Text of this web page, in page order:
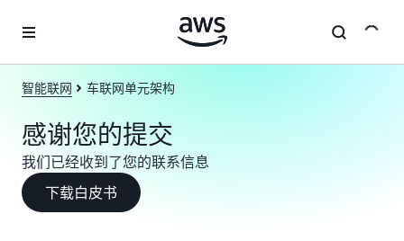
智能联网 车联网单元架构
感谢您的提交
我们已经收到了您的联系信息
下载白皮书